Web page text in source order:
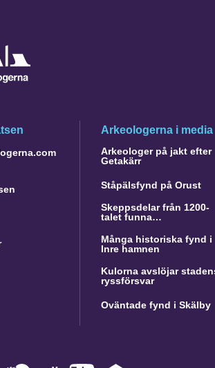
Arkeologerna i media
Arkeologer på jakt efter
Getakärr
Ståpälsfynd på Orust
Skeppsdelar från 1200-
talet funna…
Många historiska fynd i
Inre hamnen
Kulorna avslöjar
ryssförsvar
Oväntade fynd i Skälby